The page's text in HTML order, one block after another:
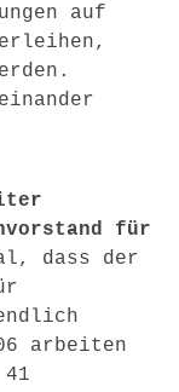
auf
für
dass der
arbeiten